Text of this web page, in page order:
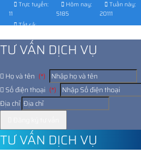
11
Hôm nay:
5185
Tuần này:
20111
1017124
TƯ VẤN DỊCH VỤ
Họ và tên (*)
Số điện thoại (*)
Địa chỉ
Đăng ký tư vấn
TƯ VẤN DỊCH VỤ